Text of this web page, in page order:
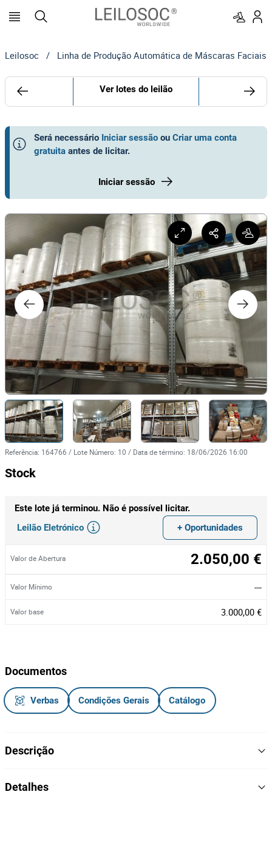
Leilosoc / Linha de Produção Automática de Máscaras Faciais
Ver lotes do leilão
Será necessário Iniciar sessão ou Criar uma conta
gratuita antes de licitar.
Iniciar sessão
Referência: 164766 / Lote Número: 10 / Data de término: 18/06/2026 16:00
Stock
Este lote já terminou. Não é possível licitar.
Leilão Eletrónico
+ Oportunidades
Valor de Abertura 2.050,00 €
Valor Mínimo ---
Valor base 3.000,00 €
Documentos
Verbas Condições Gerais Catálogo
Descrição
paletes, frascos para álcool gel, rótulos e rolos de tecido.
Detalhes